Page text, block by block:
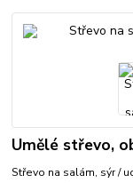
Umělé střevo,
Střevo na salám, sýr /